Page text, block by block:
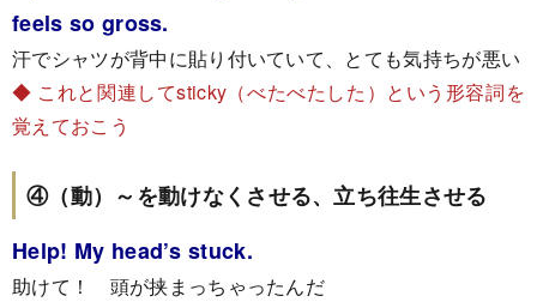
feels so gross.
汗でシャツが背中に貼り付いていて、とても気持ちが悪い
◆ これと関連してsticky（べたべたした）という形容詞を
覚えておこう
④（動）～を動けなくさせる、立ち往生させる
Help! My head’s stuck.
助けて！ 頭が挟まっちゃったんだ